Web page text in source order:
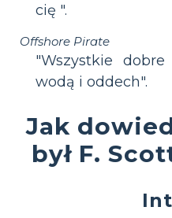
cię ".
Offshore Pirate
"Wszystkie
wodą i oddech".
Jak
był F.